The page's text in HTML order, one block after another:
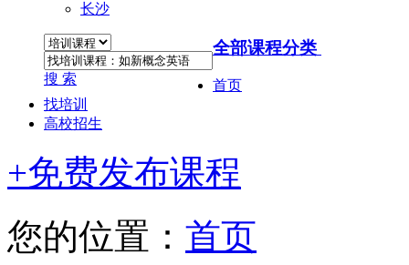
长沙
搜 索
全部课程分类
首页
找培训
高校招生
+免费发布课程
您的位置： 首页